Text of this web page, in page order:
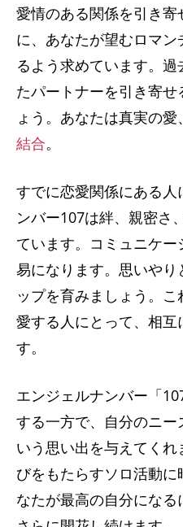
愛情のある関係を引き寄
に、あなたが望むロマ
るよう求めています。
たパートナーを引き寄
ょう。あなたは真実の
結合。
すでに恋愛関係にある
ンバー107は絆、親密さ
ています。コミュニケ
易になります。思いや
ップを育みましょう。
愛する人にとって、相
す。
エンジェルナンバー「
する一方で、自分のニー
いう思い出を与えてく
びをもたらすソロ活動
なたが最高の自分にな